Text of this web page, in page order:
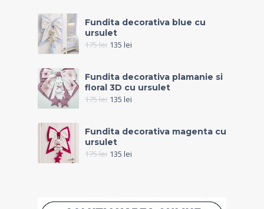
Fundita decorativa blue cu
ursulet
175lei 135 lei
Fundita decorativa plamanie si
floral 3D cu ursulet
175lei 135 lei
Fundita decorativa magenta cu
ursulet
175lei 135 lei